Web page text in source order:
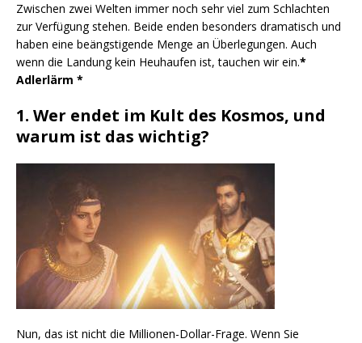
Zwischen zwei Welten immer noch sehr viel zum Schlachten
zur Verfügung stehen. Beide enden besonders dramatisch und
haben eine beängstigende Menge an Überlegungen. Auch
wenn die Landung kein Heuhaufen ist, tauchen wir ein.*
Adlerlärm *
1. Wer endet im Kult des Kosmos, und
warum ist das wichtig?
Nun, das ist nicht die Millionen-Dollar-Frage. Wenn Sie